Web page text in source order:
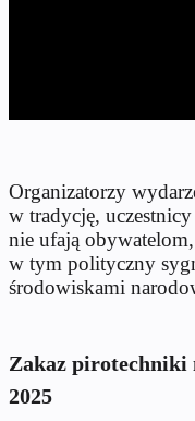
Organizatorzy
w tradycję,
nie ufają
w tym polityczny
środowiskami
Zakaz pirotechniki
2025